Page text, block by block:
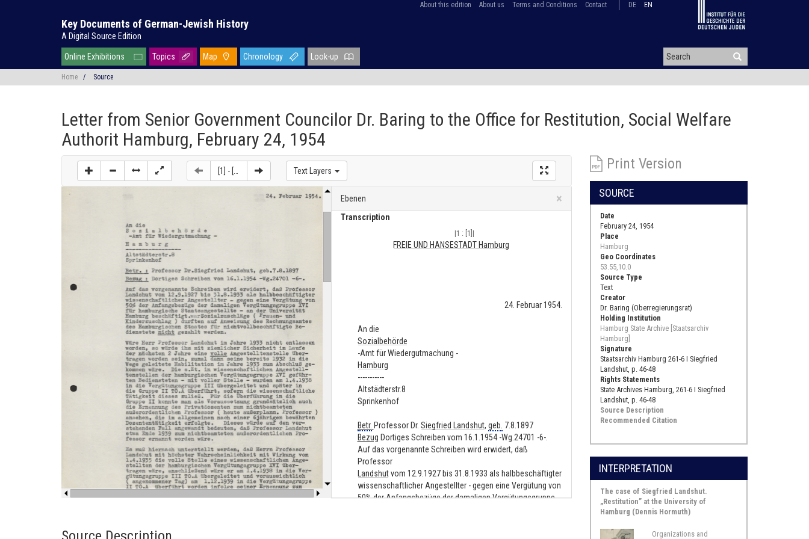
About this edition About us Terms and Conditions Contact DE EN
Key Documents of German-Jewish History
A Digital Source Edition
Online Exhibitions Topics Map Chronology Look-up
Home / Source
Letter from Senior Government Councilor Dr. Baring to the Office for Restitution, Social Welfare
Authorit Hamburg, February 24, 1954
Ebenen ×Close
Transcription
|1 : [1]|
FREIE UND HANSESTADT Hamburg
24. Februar 1954.
An die
Sozialbehörde
-Amt für Wiedergutmachung -
Hamburg
-----------
Altstädterstr.8
Sprinkenhof
Betr. Professor Dr. Siegfried Landshut, geb. 7.8.1897
Bezug Dortiges Schreiben vom 16.1.1954 -Wg.24701 -6-.
Auf das vorgenannte Schreiben wird erwidert, daß
Professor
Landshutvom 12.9.1927 bis 31.8.1933 als halbbeschäftigter
wissenschaftlicher Angestellter - gegen eine Vergütung von
50% der Anfangsbezüge der damaligen Vergütungsgruppe
Text Layers Print Version
SOURCE
Date
February 24, 1954
Place
Hamburg
Geo Coordinates
53.55,10.0
Source Type
Text
Creator
Dr. Baring (Oberregierungsrat)
Holding Institution
Hamburg State Archive [Staatsarchiv
Hamburg]
Signature
Staatsarchiv Hamburg 261-6 I Siegfried
Landshut, p. 46-48
Rights Statements
State Archives Hamburg, 261-6 I Siegfried
Landshut, p. 46-48
Source Description
Recommended Citation
INTERPRETATION
The case of Siegfried Landshut.
„Restitution” at the University of
Hamburg (Dennis Hormuth)
Organizations and